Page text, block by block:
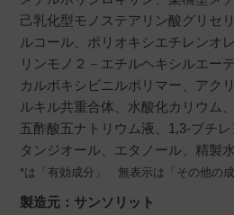
己乳化型モノステアリン酸グリセ
ルコール、ポリオキシエチレンオ
リンモノ２－エチルヘキシルエー
カルボキシビニルポリマー、アク
ルキル共重合体、水酸化カリウム
五酢酸五ナトリウム液、1,3-ブチ
タンジオール、エタノール、精製水
*は「有効成分」 無表示は「その他の成
製造元：サンソリット